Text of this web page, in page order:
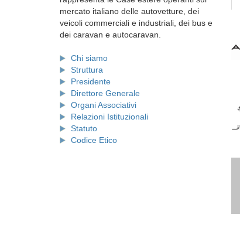
mercato italiano delle autovetture, dei
veicoli commerciali e industriali, dei bus e
dei caravan e autocaravan.
Chi siamo
Struttura
Presidente
Direttore Generale
Organi Associativi
Relazioni Istituzionali
Statuto
Codice Etico